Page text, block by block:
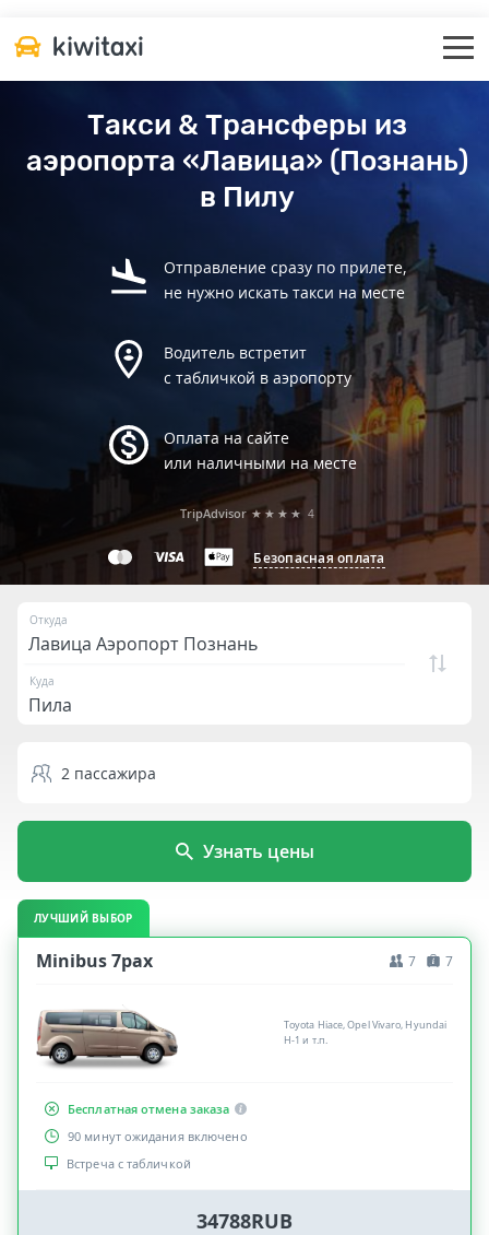
Такси & Трансферы из
аэропорта «Лавица» (Познань)
в Пилу
Отправление сразу по прилете,
не нужно искать такси на месте
Водитель встретит
с табличкой в аэропорту
Оплата на сайте
или наличными на месте
Безопасная оплата
TripAdvisor ★★★★ 4
Откуда
Куда
2 пассажира
Узнать цены
ЛУЧШИЙ ВЫБОР
Minibus 7pax 7 7
Toyota Hiace, Opel Vivaro, Hyundai
H-1 и т.п.
Бесплатная отмена заказа
90 минут ожидания включено
Встреча с табличкой
34788RUB